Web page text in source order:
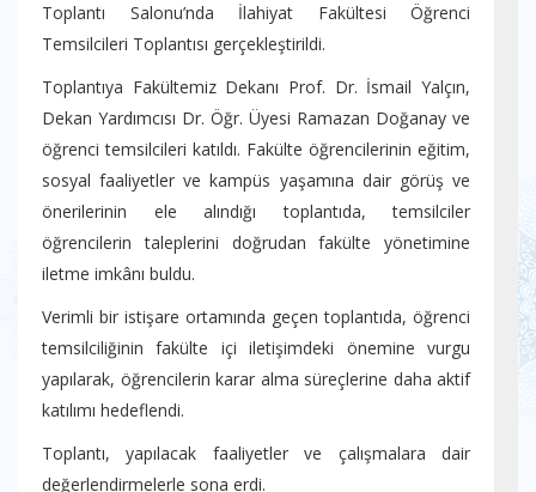
Toplantı Salonu’nda İlahiyat Fakültesi Öğrenci
Temsilcileri Toplantısı gerçekleştirildi.
Toplantıya Fakültemiz Dekanı Prof. Dr. İsmail Yalçın,
Dekan Yardımcısı Dr. Öğr. Üyesi Ramazan Doğanay ve
öğrenci temsilcileri katıldı. Fakülte öğrencilerinin eğitim,
sosyal faaliyetler ve kampüs yaşamına dair görüş ve
önerilerinin ele alındığı toplantıda, temsilciler
öğrencilerin taleplerini doğrudan fakülte yönetimine
iletme imkânı buldu.
Verimli bir istişare ortamında geçen toplantıda, öğrenci
temsilciliğinin fakülte içi iletişimdeki önemine vurgu
yapılarak, öğrencilerin karar alma süreçlerine daha aktif
katılımı hedeflendi.
Toplantı, yapılacak faaliyetler ve çalışmalara dair
değerlendirmelerle sona erdi.